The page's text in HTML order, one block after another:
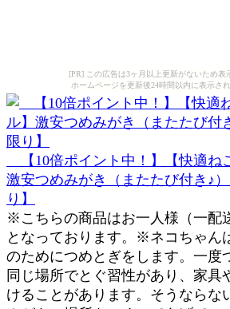
[PR] この広告は3ヶ月以上更新がないため表
ホームページを更新後24時間以内に表示さ
【10倍ポイント中！】【快適ね
激安つめみがき（またたび付き♪
り】
※こちらの商品はお一人様（一配
となっております。※ネコちゃん
のためにつめとぎをします。一度
同じ場所でとぐ習性があり、家具
けることがあります。そうならな